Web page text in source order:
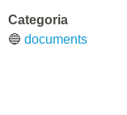
Categoria
🔵 documents